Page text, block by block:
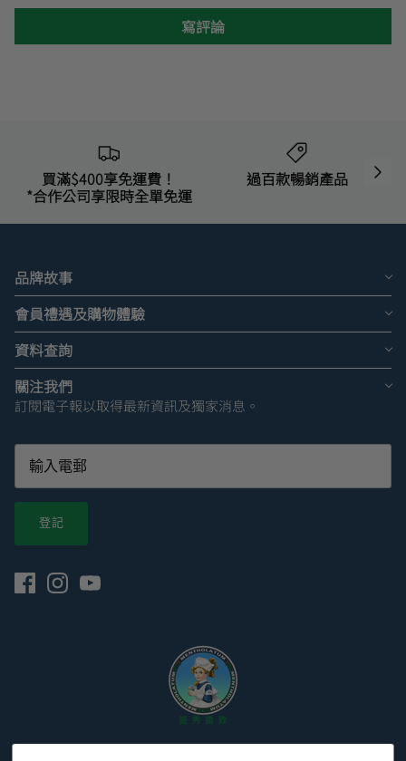
寫評論
買滿$400享免運費！
*合作公司享限時全單免運
過百款暢銷產品
品牌故事
會員禮遇及購物體驗
資料查詢
關注我們
訂閱電子報以取得最新資訊及獨家消息。
登記